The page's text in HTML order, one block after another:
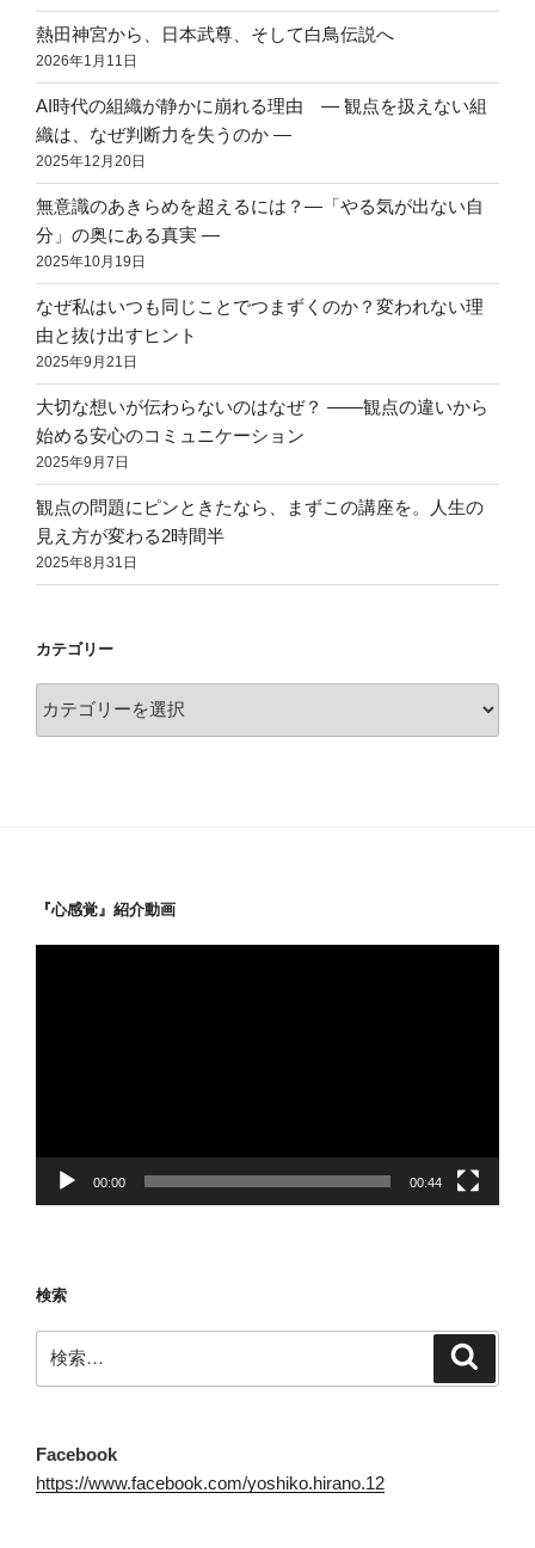
熱田神宮から、日本武尊、そして白鳥伝説へ
2026年1月11日
AI時代の組織が静かに崩れる理由 ― 観点を扱えない組
織は、なぜ判断力を失うのか ―
2025年12月20日
無意識のあきらめを超えるには？―「やる気が出ない自
分」の奥にある真実 ―
2025年10月19日
なぜ私はいつも同じことでつまずくのか？変われない理
由と抜け出すヒント
2025年9月21日
大切な想いが伝わらないのはなぜ？ ――観点の違いから
始める安心のコミュニケーション
2025年9月7日
観点の問題にピンときたなら、まずこの講座を。人生の
見え方が変わる2時間半
2025年8月31日
カテゴリー
テ
『心感覚』紹介動画
00:00 00:44
検索
索:
Facebook
https://www.facebook.com/yoshiko.hirano.12